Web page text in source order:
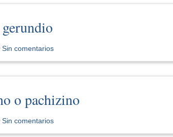
Sin comentarios
o pachizino
Sin comentarios